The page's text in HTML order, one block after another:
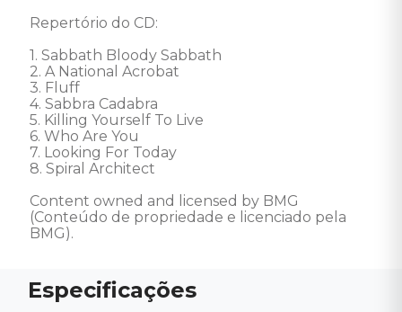
Repertório do CD:
1. Sabbath Bloody Sabbath
2. A National Acrobat
3. Fluff
4. Sabbra Cadabra
5. Killing Yourself To Live
6. Who Are You
7. Looking For Today
8. Spiral Architect
Content owned and licensed by BMG
(Conteúdo de propriedade e licenciado pela
BMG).